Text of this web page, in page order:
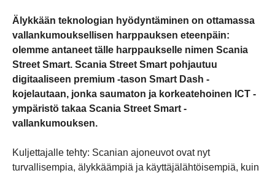
Älykkään teknologian hyödyntäminen on ottamassa
vallankumouksellisen harppauksen eteenpäin:
olemme antaneet tälle harppaukselle nimen Scania
Street Smart. Scania Street Smart pohjautuu
digitaaliseen premium -tason Smart Dash -
kojelautaan, jonka saumaton ja korkeatehoinen ICT -
ympäristö takaa Scania Street Smart -
vallankumouksen.
Kuljettajalle tehty: Scanian ajoneuvot ovat nyt
turvallisempia, älykkäämpiä ja käyttäjälähtöisempiä, kuin